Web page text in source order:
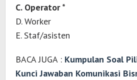
C. Operator *
D. Worker
E. Staf/asisten
BACA JUGA : Kumpulan Soal
Kunci Jawaban Komunikasi